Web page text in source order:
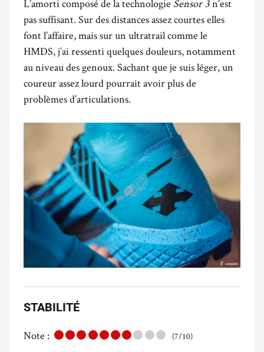
L’amorti composé de la technologie Sensor 3n’est
pas suffisant. Sur des distances assez courtes elles
font l’affaire, mais sur un ultratrail comme le
HMDS, j’ai ressenti quelques douleurs, notamment
au niveau des genoux. Sachant que je suis léger, un
coureur assez lourd pourrait avoir plus de
problèmes d’articulations.
STABILITÉ
Note : (7/10)